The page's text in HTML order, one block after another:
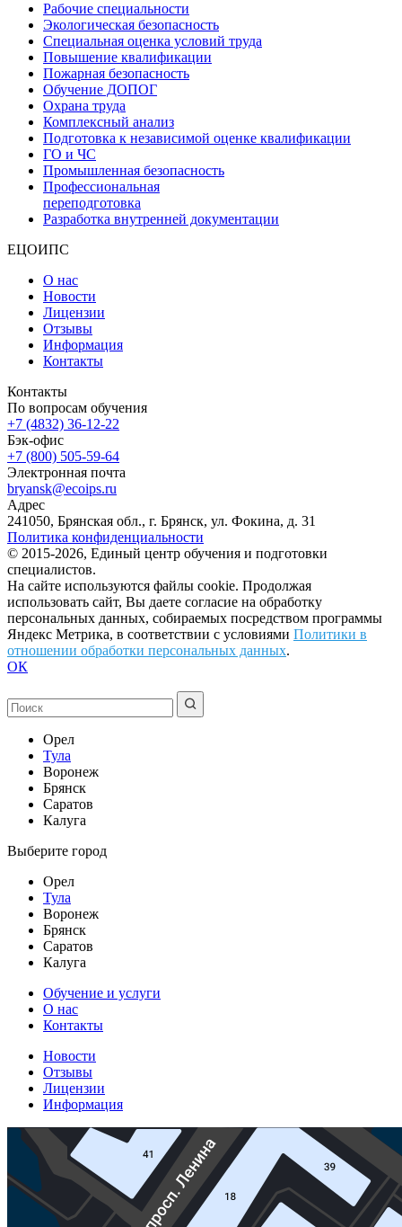
Рабочие специальности
Экологическая безопасность
Специальная оценка условий труда
Повышение квалификации
Пожарная безопасность
Обучение ДОПОГ
Охрана труда
Комплексный анализ
Подготовка к независимой оценке квалификации
ГО и ЧС
Промышленная безопасность
Профессиональная
переподготовка
Разработка внутренней документации
ЕЦОИПС
О нас
Новости
Лицензии
Отзывы
Информация
Контакты
Контакты
По вопросам обучения
+7 (4832) 36-12-22
Бэк-офис
+7 (800) 505-59-64
Электронная почта
bryansk@ecoips.ru
Адрес
241050, Брянская обл., г. Брянск, ул. Фокина, д. 31
Политика конфиденциальности
© 2015-2026, Единый центр обучения и подготовки
специалистов.
На сайте используются файлы cookie. Продолжая
использовать сайт, Вы даете согласие на обработку
персональных данных, собираемых посредством программы
Яндекс Метрика, в соответствии с условиями Политики в
отношении обработки персональных данных.
ОК
Орел
Тула
Воронеж
Брянск
Саратов
Калуга
Выберите город
Орел
Тула
Воронеж
Брянск
Саратов
Калуга
Обучение и услуги
О нас
Контакты
Новости
Отзывы
Лицензии
Информация